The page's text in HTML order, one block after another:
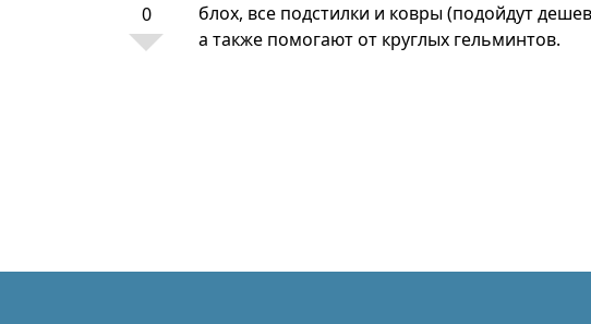
0
блох, все подстилки и ковры (подойдут
а также помогают от круглых гельминтов.